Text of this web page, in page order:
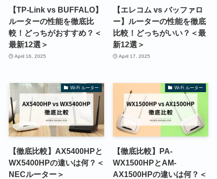
【TP-Link vs BUFFALO】
ルーターの性能を徹底比
較！どっちがおすすめ？＜
最新12選＞
April 16, 2025
【エレコム vs バッファロ
ー】ルーターの性能を徹底
比較！どっちがいい？＜最
新12選＞
April 17, 2025
Wi-Fi ルーター
【徹底比較】AX5400HPと
WX5400HPの違いは何？＜
NECルーター＞
Wi-Fi ルーター
【徹底比較】PA-
WX1500HPとAM-
AX1500HPの違いは何？＜